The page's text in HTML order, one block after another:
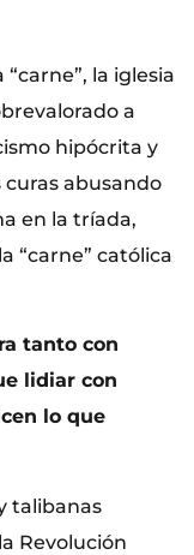
la iglesia
a
hipócrita y
abusando
en la tríada,
“carne” católica
tanto con
lidiar con
lo que
talibanas
Revolución